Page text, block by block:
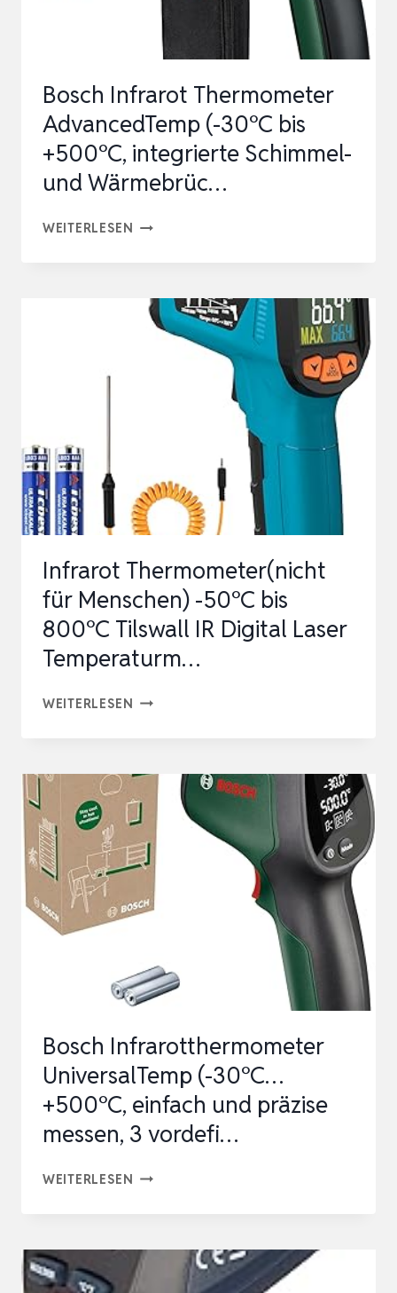
EMISSIONSG…
Bosch Infrarot Thermometer
AdvancedTemp (-30°C bis
+500°C, integrierte Schimmel-
und Wärmebrüc…
WEITERLESEN BOSCH
ADVANCEDTEMP
(-30°C
WÄRMEBRÜC…
Infrarot Thermometer(nicht
für Menschen) -50°C bis
800°C Tilswall IR Digital Laser
Temperaturm…
WEITERLESEN INFRAROT
MENSCHEN)
-50°C
800°C
TILSWALL
IR
LASER
TEMPERATURM…
Bosch Infrarotthermometer
UniversalTemp (-30°C…
+500°C, einfach und präzise
messen, 3 vordefi…
WEITERLESEN BOSCH
(-30°C…
+500°C,